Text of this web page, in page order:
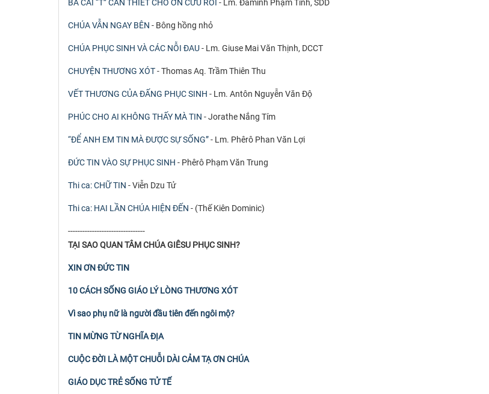
BA CÁI “T” CẦN THIẾT CHO ƠN CỨU RỖI - Lm. Đaminh Phạm Tĩnh, SDD
CHÚA VẪN NGAY BÊN - Bông hồng nhỏ
CHÚA PHỤC SINH VÀ CÁC NỖI ĐAU- Lm. Giuse Mai Văn Thịnh, DCCT
CHUYỆN THƯƠNG XÓT- Thomas Aq. Trầm Thiên Thu
VẾT THƯƠNG CỦA ĐẤNG PHỤC SINH - Lm. Antôn Nguyễn Văn Độ
PHÚC CHO AI KHÔNG THẤY MÀ TIN - Jorathe Nắng Tím
“ĐỂ ANH EM TIN MÀ ĐƯỢC SỰ SỐNG”- Lm. Phêrô Phan Văn Lợi
ĐỨC TIN VÀO SỰ PHỤC SINH - Phêrô Phạm Văn Trung
Thi ca: CHỮ TIN - Viễn Dzu Tử
Thi ca: HAI LẦN CHÚA HIỆN ĐẾN - (Thế Kiên Dominic)
--------------------------------
TẠI SAO QUAN TÂM CHÚA GIÊSU PHỤC SINH?
XIN ƠN ĐỨC TIN
10 CÁCH SỐNG GIÁO LÝ LÒNG THƯƠNG XÓT
Vì sao phụ nữ là người đầu tiên đến ngôi mộ?
TIN MỪNG TỪ NGHĨA ĐỊA
CUỘC ĐỜI LÀ MỘT CHUỖI DÀI CẢM TẠ ƠN CHÚA
GIÁO DỤC TRẺ SỐNG TỬ TẾ